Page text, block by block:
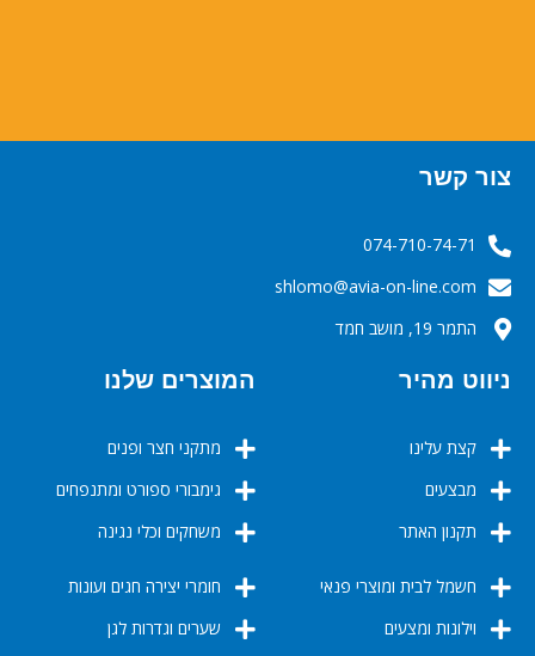
צור קשר
074-710-74-71
‬‬‬shlomo@avia-on-line.com‬
התמר 19, מושב חמד
ניווט מהיר
קצת עלינו
מבצעים
תקנון האתר
המוצרים שלנו
מתקני חצר ופנים
גימבורי ספורט ומתנפחים
משחקים וכלי נגינה
חשמל לבית ומוצרי פנאי
וילונות ומצעים
חומרי יצירה חגים ועונות
שערים וגדרות לגן